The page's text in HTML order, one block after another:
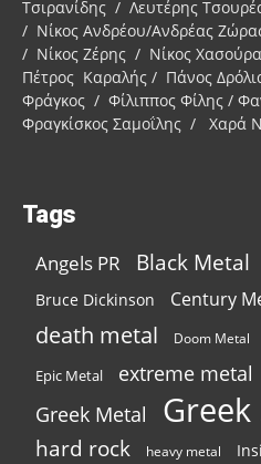
Τσιρανίδης / Λευτέρης
/ Νίκος Ανδρέου/Ανδρέας
/ Νίκος Ζέρης / Νίκος
Πέτρος Καραλής / Πάνος
Φράγκος / Φίλιππος Φίλης /
Φραγκίσκος Σαμοΐλης / Χαρά
Tags
Angels PR Black Metal
Bruce Dickinson Century
death metal Doom Metal
Epic Metal extreme metal
Greek Metal Greek
hard rock heavy metal